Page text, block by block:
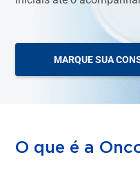
MARQUE SUA
O que é a